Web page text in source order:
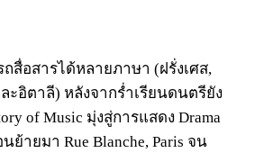
สื่อสารได้หลายภาษา (ฝรั่งเศส,
ะอิตาลี) หลังจากร่ำเรียนดนตรียัง
of Music มุ่งสู่การแสดง Drama
ย้ายมา Rue Blanche, Paris จน